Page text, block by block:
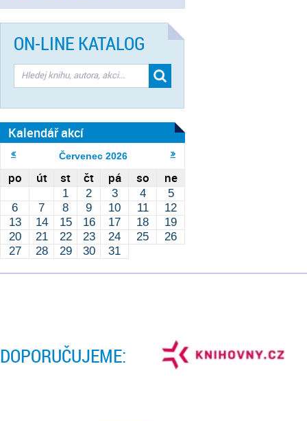
ON-LINE KATALOG
Kalendář akcí
Červenec 2026
po út st čt pá so ne
1 2 3 4
5
6
7 8 9 10 11
12
13
14 15 16 17 18
19
20
21 22 23 24 25
26
27
28 29 30 31
DOPORUČUJEME: